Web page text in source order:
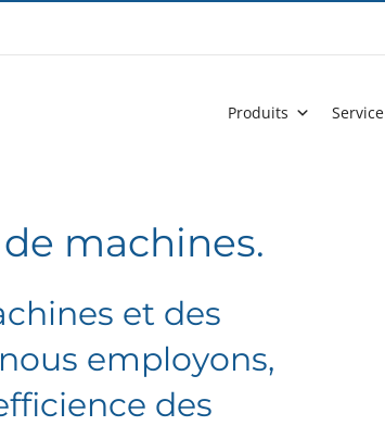
Produits Service
machines.
et des
employons,
des